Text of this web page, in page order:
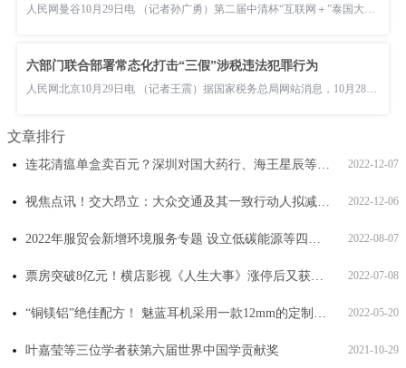
人民网曼谷10月29日电 （记者孙广勇）第二届中清杯“互联网＋”泰国大学生中文双创大赛决赛29日于清迈大学举行。大赛分为线下、线上两个会
六部门联合部署常态化打击“三假”涉税违法犯罪行为
人民网北京10月29日电 （记者王震）据国家税务总局网站消息，10月28日，国家税务总局、公安部、最高人民检察院、海关总署、中国人民银行、
文章排行
2022-12-07
连花清瘟单盒卖百元？深圳对国大药行、海王星辰等342家单位进行宣讲提醒_最新资讯
2022-12-06
视焦点讯！交大昂立：大众交通及其一致行动人拟减持不超4%股份
2022-08-07
2022年服贸会新增环境服务专题 设立低碳能源等四大专区
2022-07-08
票房突破8亿元！横店影视《人生大事》涨停后又获大涨
2022-05-20
“铜镁铝”绝佳配方！ 魅蓝耳机采用一款12mm的定制动圈发声单元
2021-10-29
叶嘉莹等三位学者获第六届世界中国学贡献奖